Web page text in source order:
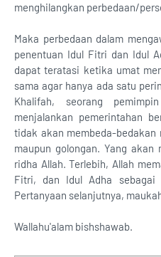
menghilangkan perbedaan/
Maka perbedaan dalam
penentuan Idul Fitri dan Idul
dapat teratasi ketika umat
sama agar hanya ada satu
Khalifah, seorang
menjalankan pemerintahan
tidak akan membeda-bedakan
maupun golongan. Yang
ridha Allah. Terlebih, Allah
Fitri, dan Idul Adha sebagai
Pertanyaan selanjutnya,
Wallahu'alam bishshawab.